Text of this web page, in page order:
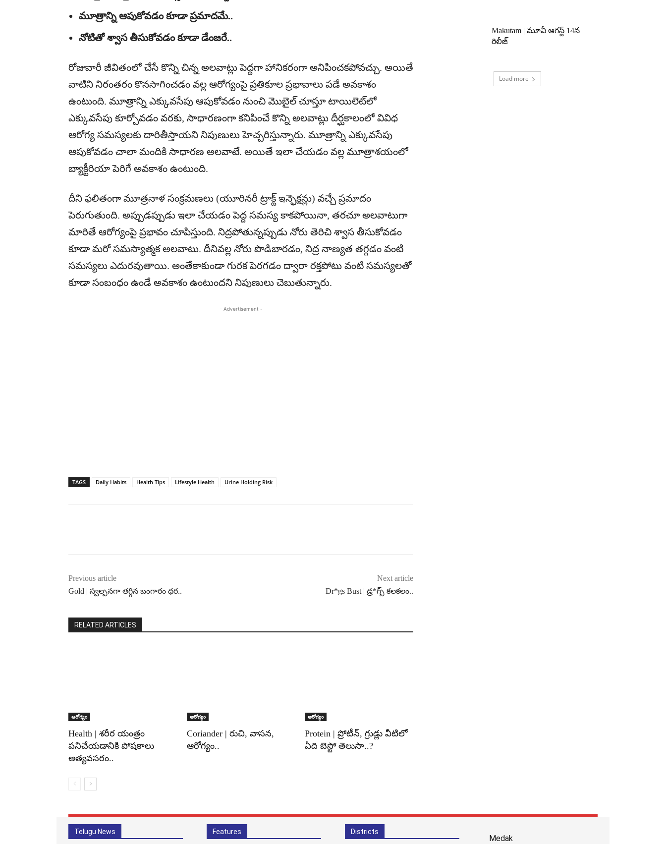
మూత్రాన్ని ఆపుకోవడం కూడా ప్రమాదమే..
నోటితో శ్వాస తీసుకోవడం కూడా డేంజరే..
రోజువారీ జీవితంలో చేసే కొన్ని చిన్న అలవాట్లు పెద్దగా హానికరంగా అనిపించకపోవచ్చు. అయితే
వాటిని నిరంతరం కొనసాగించడం వల్ల ఆరోగ్యంపై ప్రతికూల ప్రభావాలు పడే అవకాశం
ఉంటుంది. మూత్రాన్ని ఎక్కువసేపు ఆపుకోవడం నుంచి మొబైల్ చూస్తూ టాయిలెట్‌లో
ఎక్కువసేపు కూర్చోవడం వరకు, సాధారణంగా కనిపించే కొన్ని అలవాట్లు దీర్ఘకాలంలో వివిధ
ఆరోగ్య సమస్యలకు దారితీస్తాయ‌ని నిపుణులు హెచ్చరిస్తున్నారు. మూత్రాన్ని ఎక్కువసేపు
ఆపుకోవడం చాలా మందికి సాధారణ అలవాటే. అయితే ఇలా చేయడం వల్ల మూత్రాశయంలో
బ్యాక్టీరియా పెరిగే అవకాశం ఉంటుంది.
దీని ఫలితంగా మూత్రనాళ సంక్రమణలు (యూరినరీ ట్రాక్ట్ ఇన్ఫెక్షన్లు) వచ్చే ప్రమాదం
పెరుగుతుంది. అప్పుడప్పుడు ఇలా చేయడం పెద్ద సమస్య కాకపోయినా, తరచూ అలవాటుగా
మారితే ఆరోగ్యంపై ప్రభావం చూపిస్తుంది. నిద్రపోతున్నప్పుడు నోరు తెరిచి శ్వాస తీసుకోవడం
కూడా మరో సమస్యాత్మక అలవాటు. దీనివల్ల నోరు పొడిబారడం, నిద్ర నాణ్యత తగ్గడం వంటి
సమస్యలు ఎదురవుతాయి. అంతేకాకుండా గురక పెరగడం ద్వారా రక్తపోటు వంటి సమస్యలతో
కూడా సంబంధం ఉండే అవకాశం ఉంటుందని నిపుణులు చెబుతున్నారు.
- Advertisement -
TAGS Daily Habits Health Tips Lifestyle Health Urine Holding Risk
Previous article
Gold | స్వల్పనగా తగ్గిన బంగారం ధర..
Next article
Dr*gs Bust | డ్ర*గ్స్ కలకలం..
RELATED ARTICLES
ఆరోగ్యం
Health | శరీర యంత్రం
పనిచేయడానికి పోషకాలు
అత్యవసరం..
ఆరోగ్యం
Coriander | రుచి, వాసన,
ఆరోగ్యం..
ఆరోగ్యం
Protein | ప్రోటీన్, గ్రుడ్లు వీటిలో
ఏది బెస్టో తెలుసా..?
Makutam | మూవీ ఆగస్ట్ 14న
రిలీజ్
Load more
Telugu News Features Districts
Medak